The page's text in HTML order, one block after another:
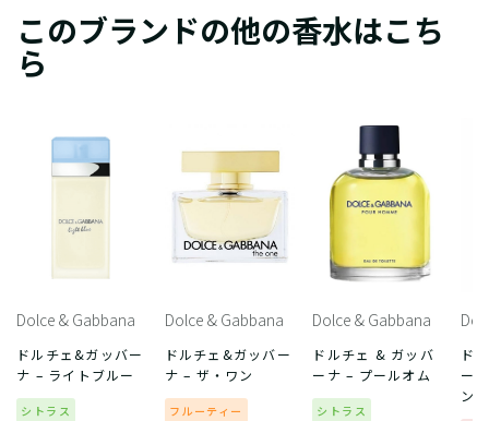
このブランドの他の香水はこち
ら
Dolce & Gabbana
ドルチェ&ガッバー
ナ – ライトブルー
シトラス
Dolce & Gabbana
ドルチェ&ガッバー
ナ – ザ・ワン
フルーティー
Dolce & Gabbana
ドルチェ & ガッバ
ーナ – プールオム
シトラス
ド
ー
ンス